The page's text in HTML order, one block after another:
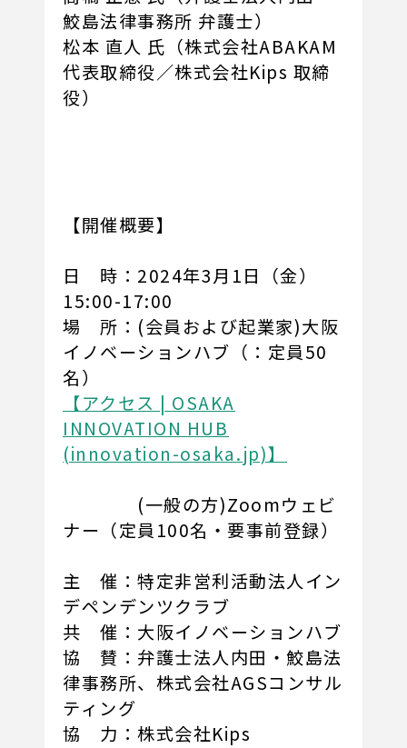
鮫島法律事務所 弁護士）
松本 直人 氏（株式会社ABAKAM
代表取締役／株式会社Kips 取締
役）
【開催概要】
日 時：2024年3月1日（金）
15:00-17:00
場 所：(会員および起業家)大阪
イノベーションハブ（：定員50
名）
【アクセス | OSAKA
INNOVATION HUB
(innovation-osaka.jp)】
(一般の方)Zoomウェビ
ナー（定員100名・要事前登録）
主 催：特定非営利活動法人イン
デペンデンツクラブ
共 催：大阪イノベーションハブ
協 賛：弁護士法人内田・鮫島法
律事務所、株式会社AGSコンサル
ティング
協 力：株式会社Kips